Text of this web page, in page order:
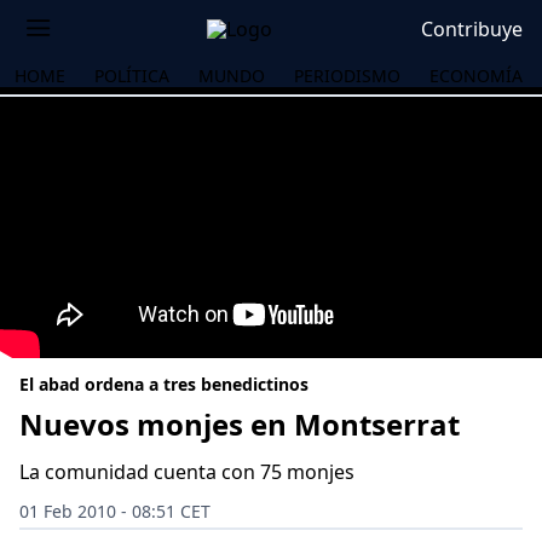
Contribuye
HOME POLÍTICA MUNDO PERIODISMO ECONOMÍA
El abad ordena a tres benedictinos
Nuevos monjes en Montserrat
La comunidad cuenta con 75 monjes
01 Feb 2010 - 08:51 CET